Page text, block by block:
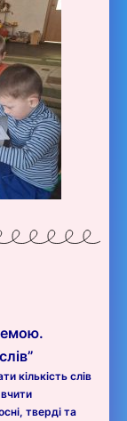
кількість слів
тверді та